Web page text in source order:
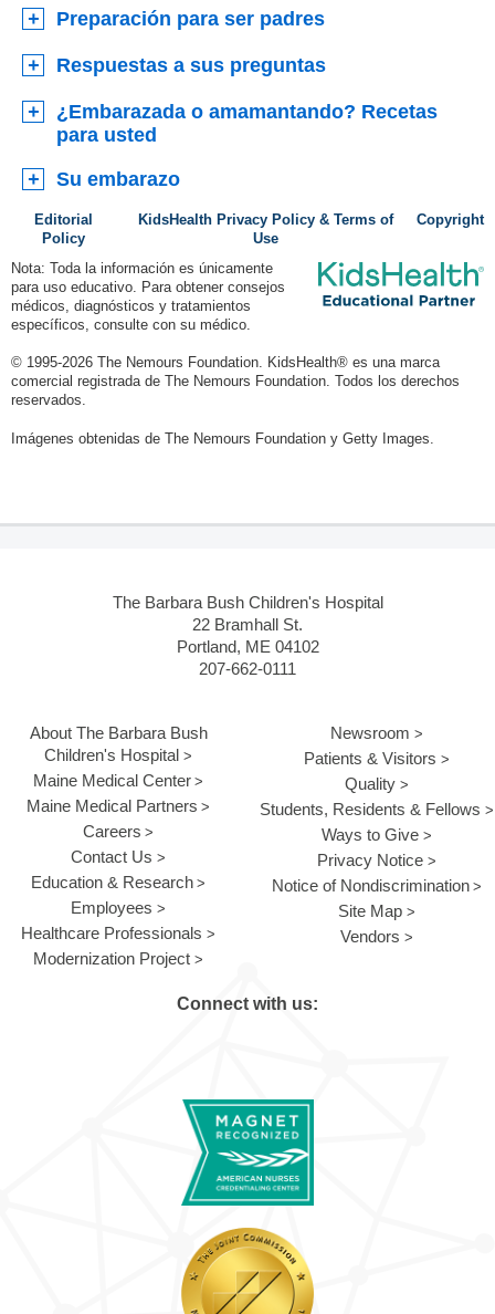
Preparación para ser padres
Respuestas a sus preguntas
¿Embarazada o amamantando? Recetas
para usted
Su embarazo
Editorial
Policy
KidsHealth Privacy Policy & Terms of
Use
Copyright
Nota: Toda la información es únicamente
para uso educativo. Para obtener consejos
médicos, diagnósticos y tratamientos
específicos, consulte con su médico.
© 1995-2026 The Nemours Foundation. KidsHealth® es una marca
comercial registrada de The Nemours Foundation. Todos los derechos
reservados.
Imágenes obtenidas de The Nemours Foundation y Getty Images.
The Barbara Bush Children's Hospital
22 Bramhall St.
Portland, ME 04102
207-662-0111
About The Barbara Bush
Children's Hospital
Maine Medical Center
Maine Medical Partners
Careers
Contact Us
Education & Research
Employees
Healthcare Professionals
Modernization Project
Newsroom
Patients & Visitors
Quality
Students, Residents & Fellows
Ways to Give
Privacy Notice
Notice of Nondiscrimination
Site Map
Vendors
Connect with us: